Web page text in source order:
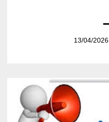
13/04/2026